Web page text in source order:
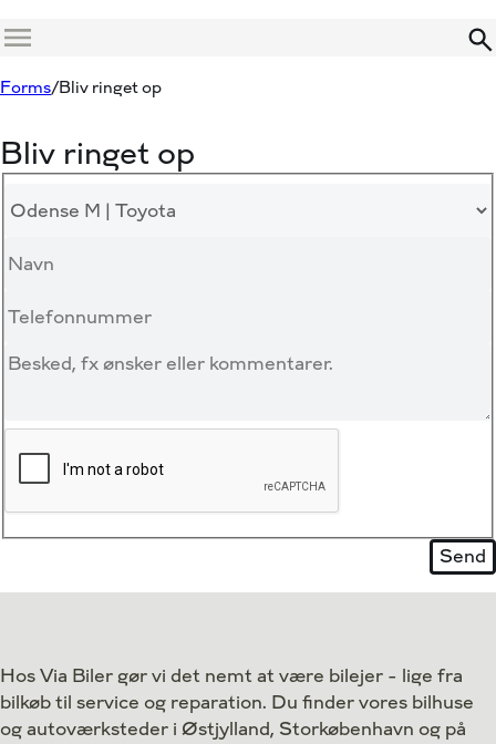
Menu
Forms Bliv ringet op
Bliv ringet op
Hos Via Biler gør vi det nemt at være bilejer - lige fra
bilkøb til service og reparation. Du finder vores bilhuse
og autoværksteder i Østjylland, Storkøbenhavn og på